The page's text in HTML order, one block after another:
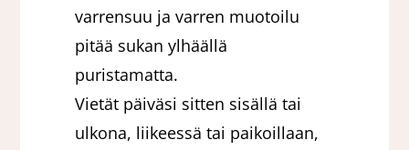
varrensuu ja varren muotoilu
pitää sukan ylhäällä
puristamatta.
Vietät päiväsi sitten sisällä tai
ulkona, liikeessä tai paikoillaan,